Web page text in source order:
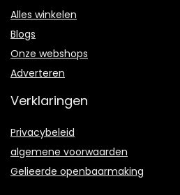
Alles winkelen
Blogs
Onze webshops
Adverteren
Verklaringen
Privacybeleid
algemene voorwaarden
Gelieerde openbaarmaking